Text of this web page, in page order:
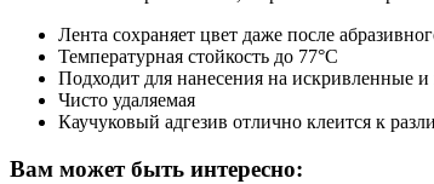
Лента сохраняет цвет даже после
Температурная стойкость до 77°С
Подходит для нанесения на искривленные
Чисто удаляемая
Каучуковый адгезив отлично клеится к
Вам может быть интересно: